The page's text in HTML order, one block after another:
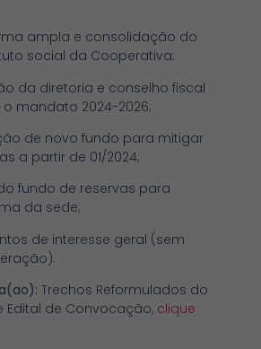
ampla e consolidação do
social da Cooperativa;
da diretoria e conselho fiscal
mandato 2024-2026;
de novo fundo para mitigar
a partir de 01/2024;
fundo de reservas para
da sede;
de interesse geral (sem
Trechos Reformulados do
Edital de Convocação, clique